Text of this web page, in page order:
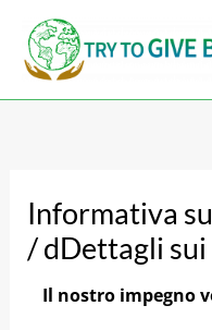
contenuto
Informativa
/ dDettagli
Il nostro impegno